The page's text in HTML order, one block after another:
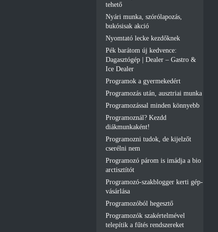
tehető
Nyári munka, szórólapozás,
bukósisak akció
Nyomtató lecke kezdőknek
Pék barátom új kedvence:
Dagasztógép | Dealer – Gastro &
Ice Dealer
Programok a gyermekedért
Programozás után, ausztriai munka
Programozással minden könnyebb
Programoznál? Kezdd
diákmunkaként!
Programozni tudok, de kijelzőt
cserélni nem
Programozó párom is imádja a bio
arctisztítót
Programozó-szakblogger kerti gép-
vásárlása
Programozóból hegesztő
Programozók szakértelmével
telepítik a fűtés rendszereket